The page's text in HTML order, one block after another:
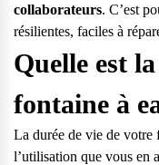
collaborateurs. C’est
résilientes, faciles à
Quelle est
fontaine à
La durée de vie de votre
l’utilisation que vous en
Questions
Consultez notre page de
vos questions.